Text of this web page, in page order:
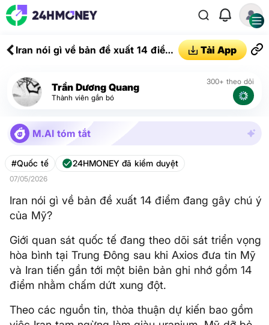
Iran nói gì về bản đề xuất 14 điểm
Tải App
Trần Dương Quang
Thành viên gắn bó
300+ theo dõi
M.AI tóm tắt
#Quốc tế 24HMONEY đã kiểm duyệt
07/05/2026
Iran nói gì về bản đề xuất 14 điểm đang gây chú ý
của Mỹ?
Giới quan sát quốc tế đang theo dõi sát triển vọng
hòa bình tại Trung Đông sau khi Axios đưa tin Mỹ
và Iran tiến gần tới một biên bản ghi nhớ gồm 14
điểm nhằm chấm dứt xung đột.
Theo các nguồn tin, thỏa thuận dự kiến bao gồm